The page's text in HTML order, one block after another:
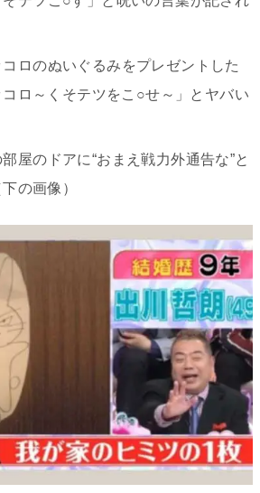
ロのぬいぐるみをプレゼントした
ロ～くそテツをこ○せ～」とヤバい
屋のドアに“おまえ戦力外通告な”と
の画像）